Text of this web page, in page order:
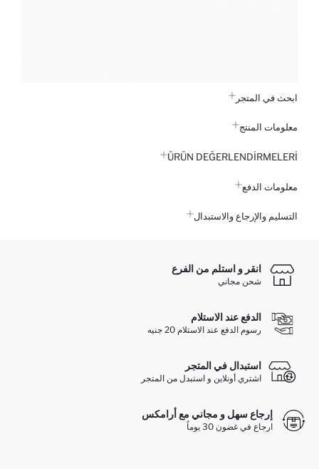
ابحث في المتجر
معلومات المنتج
ÜRÜN DEĞERLENDİRMELERİ
معلومات الدفع
التسليم والإرجاع والاستبدال
انقر و استلم من الفرع
شحن مجاني
الدفع عند الاستلام
رسوم الدفع عند الاستلام 20 جنيه
استبدال في المتجر
اشتري أونلاين و استبدل من المتجر
إرجاع سهل و مجاني مع أرامكس
ارجاع في غضون 30 يوماً